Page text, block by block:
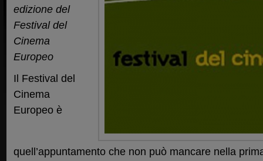
edizione del
Festival del
Cinema
Europeo
Il Festival del
Cinema
Europeo è
quell’appuntamento che non può mancare nella